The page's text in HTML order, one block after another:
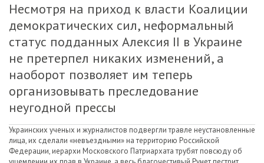
Несмотря на приход к власти Коалиции
демократических сил, неформальный
статус подданных Алексия II в Украине
не претерпел никаких изменений, а
наоборот позволяет им теперь
организовывать преследование
неугодной прессы
Украинских ученых и журналистов подвергли травле неустановленные
лица, их сделали «невъездными» на территорию Российской
Федерации, иерархи Московского Патриархата трубят повсюду об